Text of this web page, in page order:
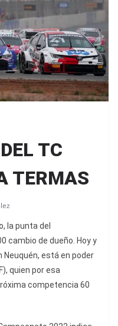
TC
TERMAS
la punta del
cambio de dueño. Hoy y
Neuquén, está en poder
quien por esa
competencia 60